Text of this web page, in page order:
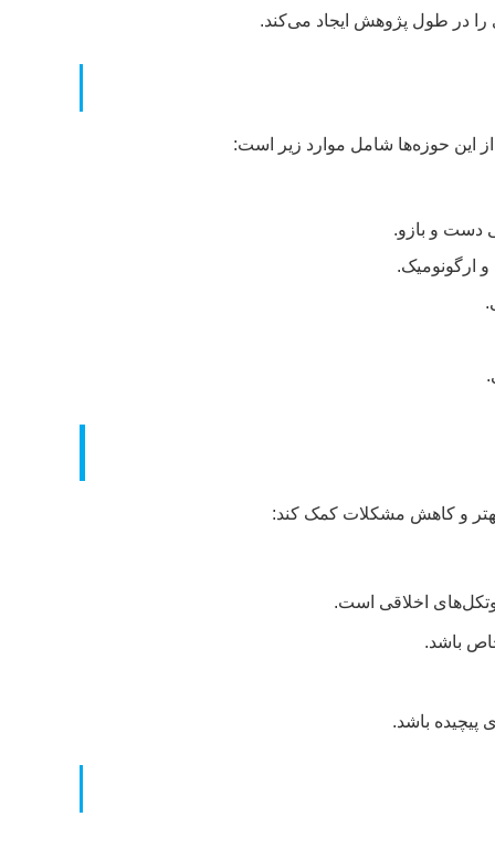
را در طول پژوهش ایجاد می‌کند.
این حوزه‌ها شامل موارد زیر است:
ارگونومیک.
بهتر و کاهش مشکلات کمک کند:
اخلاقی است.
باشد.
پیچیده باشد.